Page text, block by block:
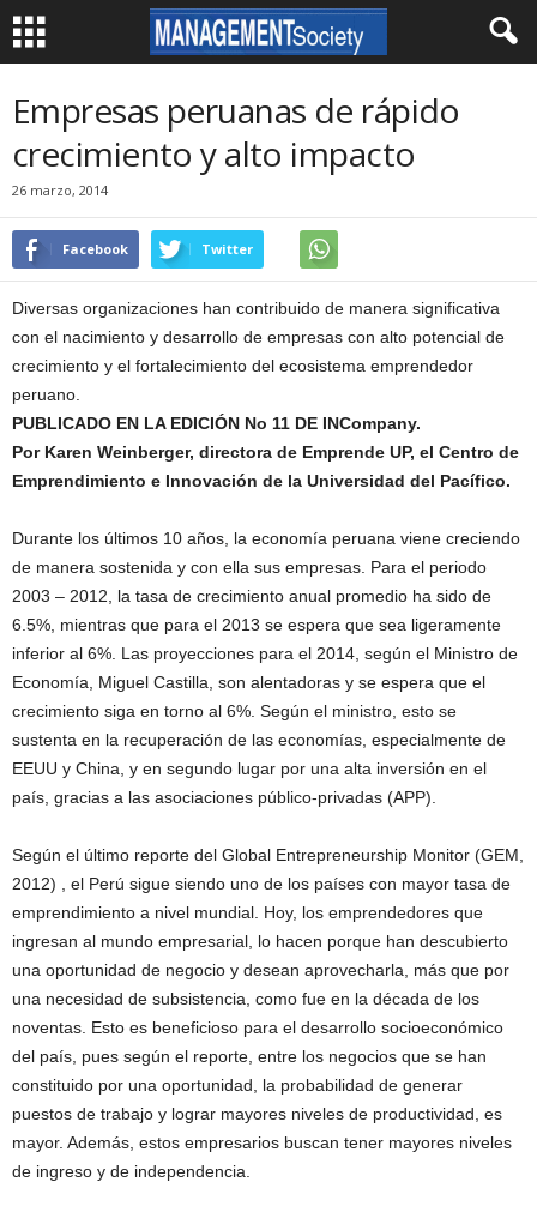
Empresas peruanas de rápido
crecimiento y alto impacto
26 marzo, 2014
Facebook Twitter
Diversas organizaciones han contribuido de manera significativa
con el nacimiento y desarrollo de empresas con alto potencial de
crecimiento y el fortalecimiento del ecosistema emprendedor
peruano.
PUBLICADO EN LA EDICIÓN No 11 DE INCompany.
Por Karen Weinberger, directora de Emprende UP, el Centro de
Emprendimiento e Innovación de la Universidad del Pacífico.
Durante los últimos 10 años, la economía peruana viene creciendo
de manera sostenida y con ella sus empresas. Para el periodo
2003 – 2012, la tasa de crecimiento anual promedio ha sido de
6.5%, mientras que para el 2013 se espera que sea ligeramente
inferior al 6%. Las proyecciones para el 2014, según el Ministro de
Economía, Miguel Castilla, son alentadoras y se espera que el
crecimiento siga en torno al 6%. Según el ministro, esto se
sustenta en la recuperación de las economías, especialmente de
EEUU y China, y en segundo lugar por una alta inversión en el
país, gracias a las asociaciones público-privadas (APP).
Según el último reporte del Global Entrepreneurship Monitor (GEM,
2012) , el Perú sigue siendo uno de los países con mayor tasa de
emprendimiento a nivel mundial. Hoy, los emprendedores que
ingresan al mundo empresarial, lo hacen porque han descubierto
una oportunidad de negocio y desean aprovecharla, más que por
una necesidad de subsistencia, como fue en la década de los
noventas. Esto es beneficioso para el desarrollo socioeconómico
del país, pues según el reporte, entre los negocios que se han
constituido por una oportunidad, la probabilidad de generar
puestos de trabajo y lograr mayores niveles de productividad, es
mayor. Además, estos empresarios buscan tener mayores niveles
de ingreso y de independencia.